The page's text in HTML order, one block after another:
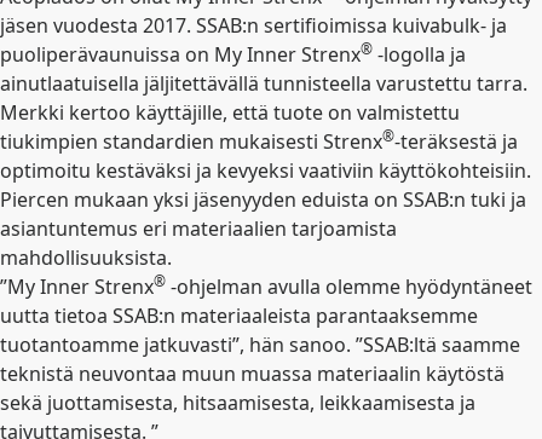
jäsen vuodesta 2017. SSAB:n sertifioimissa kuivabulk- ja
puoliperävaunuissa on My Inner Strenx® -logolla ja
ainutlaatuisella jäljitettävällä tunnisteella varustettu tarra.
Merkki kertoo käyttäjille, että tuote on valmistettu
tiukimpien standardien mukaisesti Strenx®-teräksestä ja
optimoitu kestäväksi ja kevyeksi vaativiin käyttökohteisiin.
Piercen mukaan yksi jäsenyyden eduista on SSAB:n tuki ja
asiantuntemus eri materiaalien tarjoamista
mahdollisuuksista.
”My Inner Strenx® -ohjelman avulla olemme hyödyntäneet
uutta tietoa SSAB:n materiaaleista parantaaksemme
tuotantoamme jatkuvasti”, hän sanoo. ”SSAB:ltä saamme
teknistä neuvontaa muun muassa materiaalin käytöstä
sekä juottamisesta, hitsaamisesta, leikkaamisesta ja
taivuttamisesta. ”